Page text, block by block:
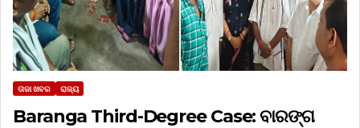
ତାଜା ଖବର ରାଜ୍ୟ
Baranga Third-Degree Case: ବାରଙ୍ଗ